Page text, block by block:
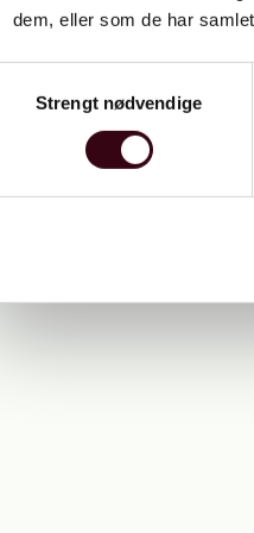
dem, eller som de har
Strengt nødvendige